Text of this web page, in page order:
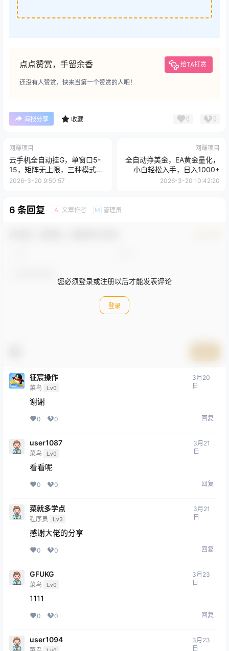
点点赞赏，手留余香 给TA打赏
还没有人赞赏，快来当第一个赞赏的人吧！
海报分享 收藏 0 0
网赚项目
云手机全自动挂G，单窗口5-
15，矩阵无上限，三种模式玩
法，日入5张+
2026-3-20 9:50:57
网赚项目
全自动挣美金，EA黄金量化，
小白轻松入手，日入1000+
2026-3-20 10:42:20
6 条回复 A 文章作者 M 管理员
您必须登录或注册以后才能发表评论
登录
征宸操作
菜鸟 Lv0
3月20
日
谢谢
0 0 回复
user1087
菜鸟 Lv0
3月21
日
看看呢
0 0 回复
菜就多学点
程序员 Lv3
3月21
日
感谢大佬的分享
0 0 回复
GFUKG
菜鸟 Lv0
3月23
日
1111
0 0 回复
user1094
3月23
日